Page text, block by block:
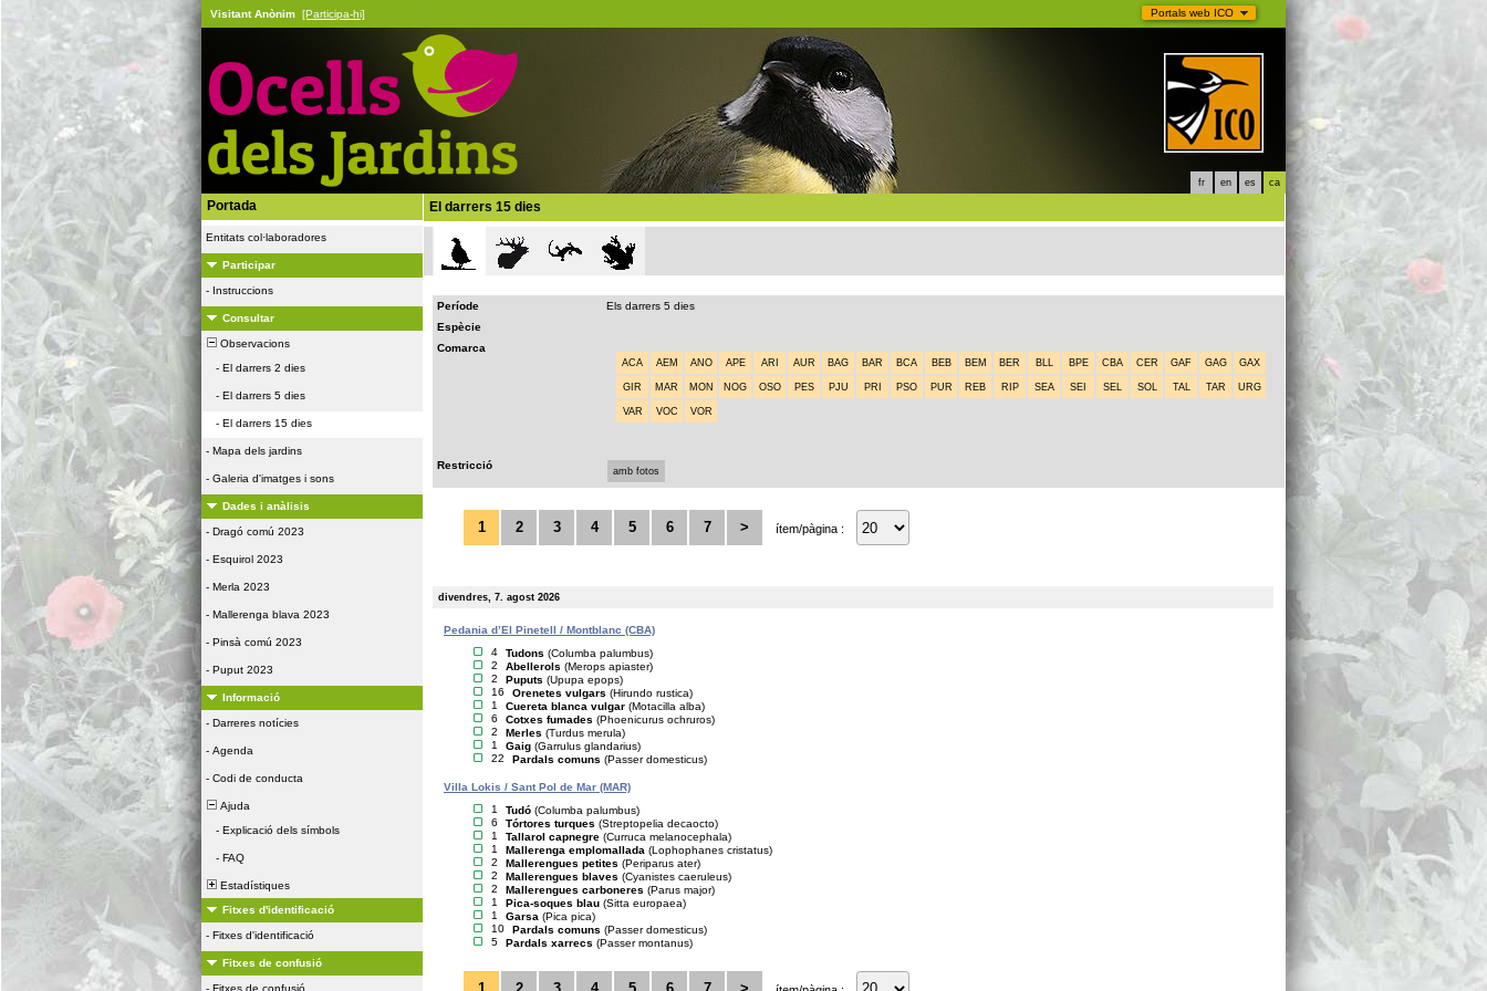
Portals web ICO
Visitant Anònim [Participa-hi]
fr en es ca
Portada
Entitats col·laboradores
Participar
- Instruccions
Consultar
Observacions
- El darrers 2 dies
- El darrers 5 dies
- El darrers 15 dies
- Mapa dels jardins
- Galeria d'imatges i sons
Dades i anàlisis
- Dragó comú 2023
- Esquirol 2023
- Merla 2023
- Mallerenga blava 2023
- Pinsà comú 2023
- Puput 2023
Informació
- Darreres notícies
- Agenda
- Codi de conducta
Ajuda
- Explicació dels símbols
- FAQ
Estadístiques
Fitxes d'identificació
- Fitxes d'identificació
Fitxes de confusió
- Fitxes de confusió
El darrers 15 dies
Període
Els darrers 5 dies
Espècie
Comarca
ACA AEM ANO APE ARI AUR BAG BAR BCA BEB BEM BER BLL BPE CBA CER GAF GAG GAX
GIR MAR MON NOG OSO PES PJU PRI PSO PUR REB RIP SEA SEI SEL SOL TAL TAR URG
VAR VOC VOR
Restricció amb fotos
1 2 3 4 5 6 7 > ítem/pàgina :
divendres, 7. agost 2026
Pedania d’El Pinetell / Montblanc (CBA)
4
Tudons (Columba palumbus)
2
Abellerols (Merops apiaster)
2
Puputs (Upupa epops)
16
Orenetes vulgars (Hirundo rustica)
1
Cuereta blanca vulgar (Motacilla alba)
6
Cotxes fumades (Phoenicurus ochruros)
2
Merles (Turdus merula)
1
Gaig (Garrulus glandarius)
22
Pardals comuns (Passer domesticus)
Villa Lokis / Sant Pol de Mar (MAR)
1
Tudó (Columba palumbus)
6
Tórtores turques (Streptopelia decaocto)
1
Tallarol capnegre (Curruca melanocephala)
1
Mallerenga emplomallada (Lophophanes cristatus)
2
Mallerengues petites (Periparus ater)
2
Mallerengues blaves (Cyanistes caeruleus)
2
Mallerengues carboneres (Parus major)
1
Pica-soques blau (Sitta europaea)
1
Garsa (Pica pica)
10
Pardals comuns (Passer domesticus)
5
Pardals xarrecs (Passer montanus)